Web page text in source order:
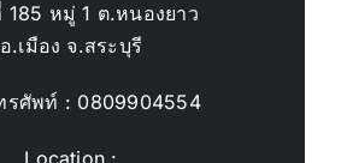
185 หมู่ 1 ต.หนองยาว
อ.เมือง จ.สระบุรี
รศัพท์ : 0809904554